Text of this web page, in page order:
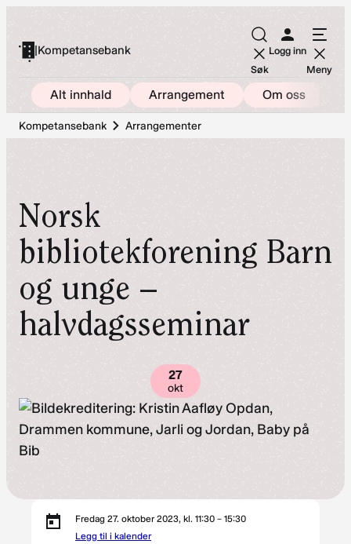
innhold
|Kompetansebank
Søk
Logg inn
Meny
Alt innhald Arrangement Om oss
Kompetansebank Arrangementer
Norsk
bibliotekforening Barn
og unge –
halvdagsseminar
27
okt
Fredag 27. oktober 2023, kl. 11:30 – 15:30
Legg til i kalender